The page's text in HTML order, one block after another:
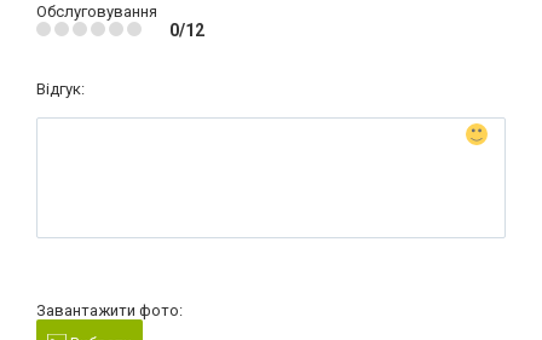
Обслуговування
0/12
Відгук:
Завантажити фото: